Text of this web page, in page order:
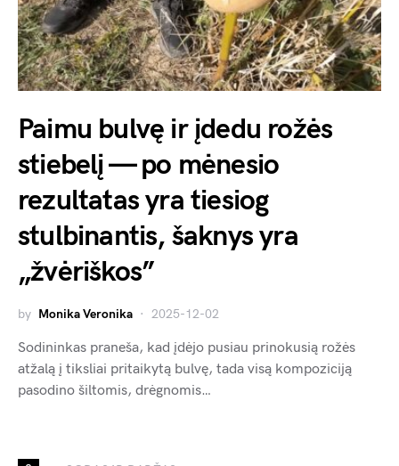
Paimu bulvę ir įdedu rožės
stiebelį — po mėnesio
rezultatas yra tiesiog
stulbinantis, šaknys yra
„žvėriškos”
by Monika Veronika 2025-12-02
Sodininkas praneša, kad įdėjo pusiau prinokusią rožės
atžalą į tiksliai pritaikytą bulvę, tada visą kompoziciją
pasodino šiltomis, drėgnomis…